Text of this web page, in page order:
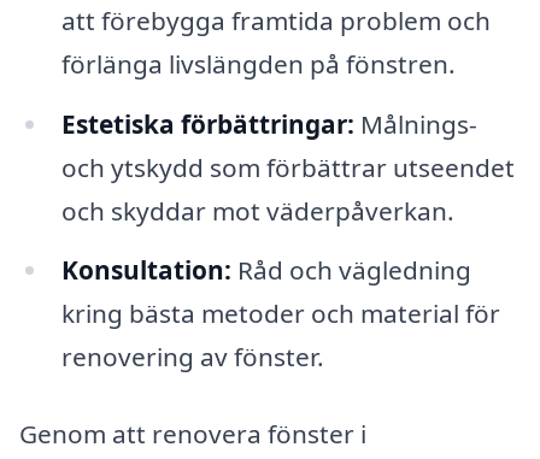
att förebygga framtida problem och
förlänga livslängden på fönstren.
Estetiska förbättringar: Målnings-
och ytskydd som förbättrar utseendet
och skyddar mot väderpåverkan.
Konsultation: Råd och vägledning
kring bästa metoder och material för
renovering av fönster.
Genom att renovera fönster i